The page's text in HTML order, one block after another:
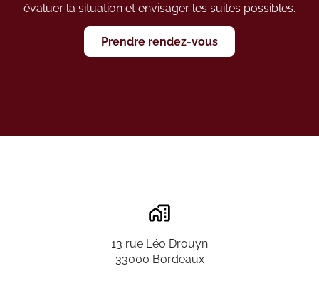
évaluer la situation et envisager les suites possibles.
Prendre rendez-vous
13 rue Léo Drouyn
33000 Bordeaux